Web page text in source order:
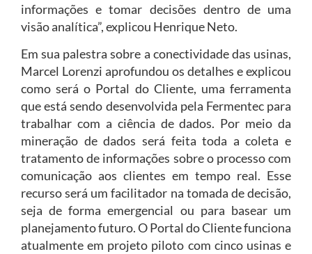
informações e tomar decisões dentro de uma
visão analítica”, explicou Henrique Neto.
Em sua palestra sobre a conectividade das usinas,
Marcel Lorenzi aprofundou os detalhes e explicou
como será o Portal do Cliente, uma ferramenta
que está sendo desenvolvida pela Fermentec para
trabalhar com a ciência de dados. Por meio da
mineração de dados será feita toda a coleta e
tratamento de informações sobre o processo com
comunicação aos clientes em tempo real. Esse
recurso será um facilitador na tomada de decisão,
seja de forma emergencial ou para basear um
planejamento futuro. O Portal do Cliente funciona
atualmente em projeto piloto com cinco usinas e